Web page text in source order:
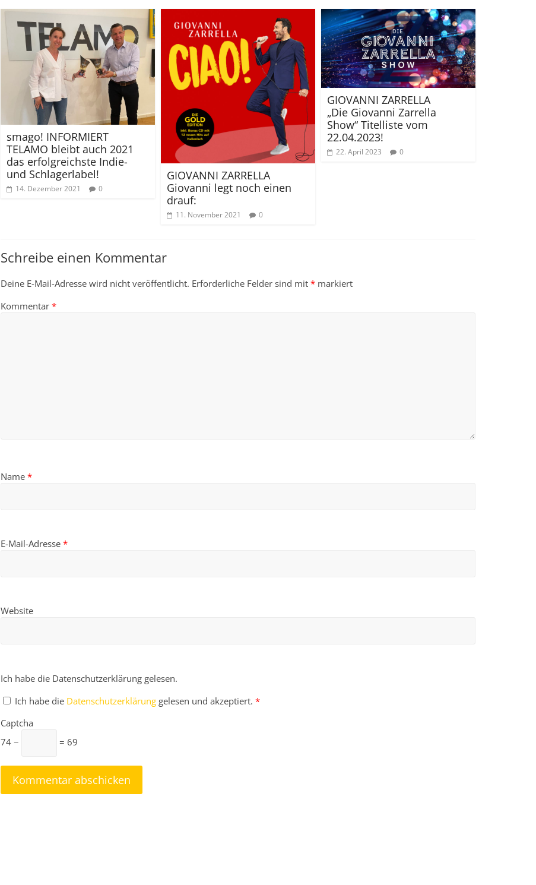
smago! INFORMIERT
TELAMO bleibt auch 2021
das erfolgreichste Indie-
und Schlagerlabel!
14. Dezember 2021 0
GIOVANNI ZARRELLA
Giovanni legt noch einen
drauf:
11. November 2021 0
GIOVANNI ZARRELLA
„Die Giovanni Zarrella
Show“ Titelliste vom
22.04.2023!
22. April 2023 0
Schreibe einen Kommentar
Deine E-Mail-Adresse wird nicht veröffentlicht. Erforderliche Felder sind mit * markiert
Kommentar *
Name *
E-Mail-Adresse *
Website
Ich habe die Datenschutzerklärung gelesen.
Ich habe die Datenschutzerklärung gelesen und akzeptiert. *
Captcha
74 −
= 69